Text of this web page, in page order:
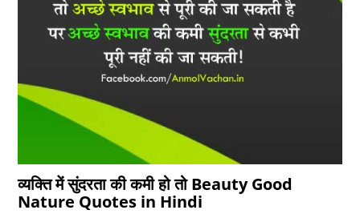
व्यक्ति में सुंदरता की कमी हो तो Beauty Good
Nature Quotes in Hindi